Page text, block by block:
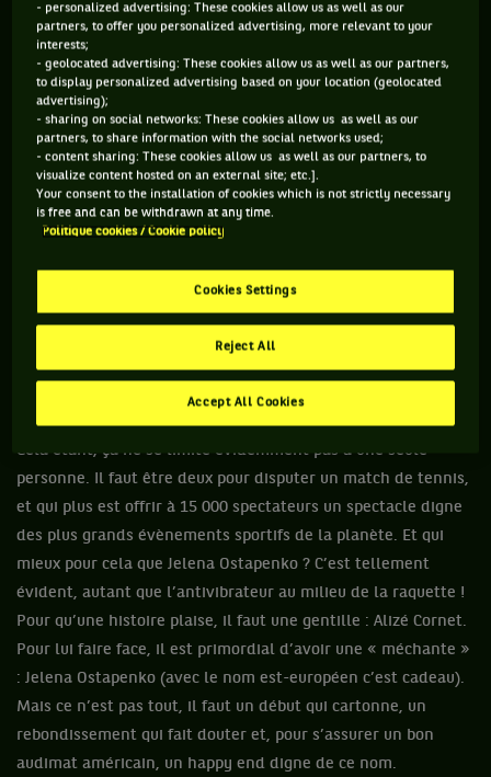
« Tu vois, je l’savais ! ».
C’est bien pour ça que ces charmantes personnes n’ont pas
été désignées directeur ou directrice du tournoi, mais que la
place est revenue à Amélie Mauresmo qui, visiblement,
connaît bien mieux le tennis que les piliers de bar,
visiblement pas uniquement infusés de science.
LE RÉSULTAT ÉTAIT DONC PARFAIT.
Pourquoi la directrice du tournoi a-t-elle pris ce « risque » ?
Réponse très simple : car ce n’en était pas un. L’ancienne
numéro une mondiale savait parfaitement qu’en désignant
Alizé Cornet pour enflammer le match de « night »
Roland-Garros, elle et tous les fans de tennis seraient
Cela étant, ça ne se limite évidemment pas à une seule
personne. Il faut être deux pour disputer un match de tennis,
et qui plus est offrir à 15 000 spectateurs un spectacle digne
des plus grands évènements sportifs de la planète. Et qui
mieux pour cela que Jelena Ostapenko ? C’est tellement
évident, autant que l’antivibrateur au milieu de la raquette !
Pour qu’une histoire plaise, il faut une gentille : Alizé Cornet.
Pour lui faire face, il est primordial d’avoir une « méchante »
: Jelena Ostapenko (avec le nom est-européen c’est cadeau).
Mais ce n’est pas tout, il faut un début qui cartonne, un
rebondissement qui fait douter et, pour s’assurer un bon
audimat américain, un happy end digne de ce nom.
- personalized advertising: These cookies allow us as well as our
partners, to offer you personalized advertising, more relevant to your
interests;
- geolocated advertising: These cookies allow us as well as our partners,
to display personalized advertising based on your location (geolocated
advertising);
- sharing on social networks: These cookies allow us as well as our
partners, to share information with the social networks used;
- content sharing: These cookies allow us as well as our partners, to
visualize content hosted on an external site; etc.].
Your consent to the installation of cookies which is not strictly necessary
is free and can be withdrawn at any time.
Politique cookies / Cookie policy
Cookies Settings
Reject All
Accept All Cookies